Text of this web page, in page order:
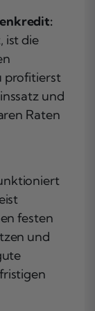
ist die
profitierst
und
Raten
festen
und